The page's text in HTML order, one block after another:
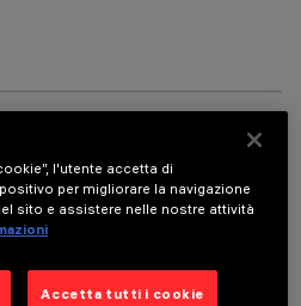
l'utente accetta di
per migliorare la navigazione
sito e assistere nelle nostre attività
Accetta tutti i cookie